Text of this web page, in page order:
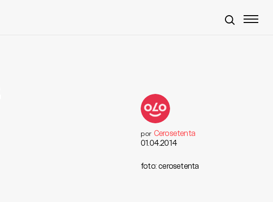
por Cerosetenta
01.04.2014
foto: cerosetenta